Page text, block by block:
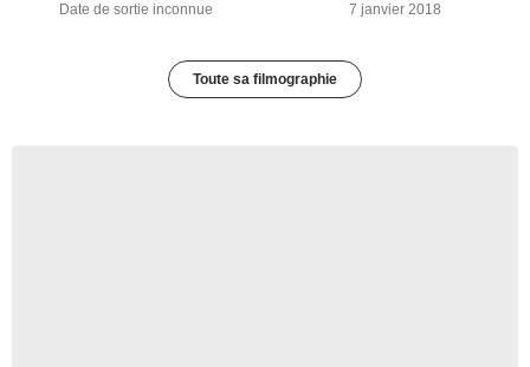
Date de sortie inconnue 7 janvier 2018
Toute sa filmographie